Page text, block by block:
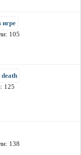
105
death
125
138